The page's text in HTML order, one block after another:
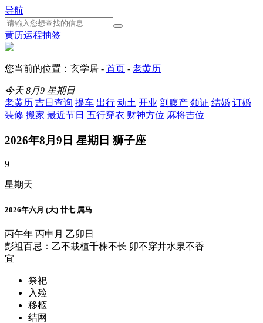
导航
黄历运程抽签
您当前的位置：玄学居 - 首页 - 老黄历
今天8月9 星期日
老黄历 吉日查询 提车 出行 动土 开业 剖腹产 领证 结婚 订婚
装修 搬家 最近节日 五行穿衣 财神方位 麻将吉位
2026年8月9日 星期日 狮子座
9
星期天
2026年六月 (大) 廿七 属马
丙午年 丙申月 乙卯日
彭祖百忌：乙不栽植千株不长 卯不穿井水泉不香
宜
祭祀
入殓
移柩
结网